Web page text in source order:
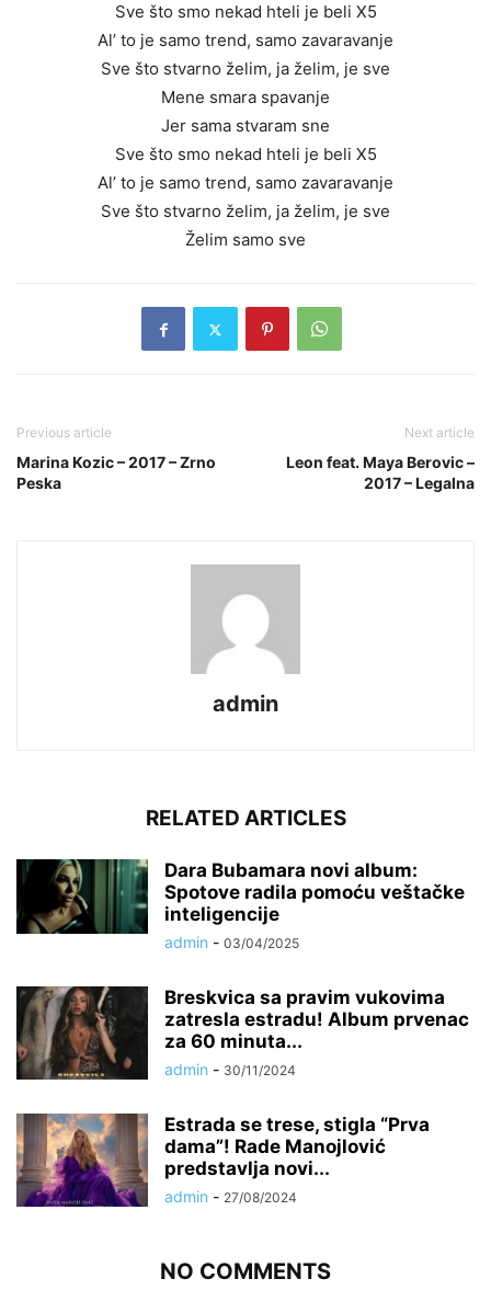
Sve što smo nekad hteli je beli X5
Al’ to je samo trend, samo zavaravanje
Sve što stvarno želim, ja želim, je sve
Mene smara spavanje
Jer sama stvaram sne
Sve što smo nekad hteli je beli X5
Al’ to je samo trend, samo zavaravanje
Sve što stvarno želim, ja želim, je sve
Želim samo sve
Previous article
Marina Kozic – 2017 – Zrno
Peska
Next article
Leon feat. Maya Berovic –
2017 – Legalna
admin
RELATED ARTICLES
Dara Bubamara novi album:
Spotove radila pomoću veštačke
inteligencije
admin - 03/04/2025
Breskvica sa pravim vukovima
zatresla estradu! Album prvenac
za 60 minuta...
admin - 30/11/2024
Estrada se trese, stigla “Prva
dama”! Rade Manojlović
predstavlja novi...
admin - 27/08/2024
NO COMMENTS